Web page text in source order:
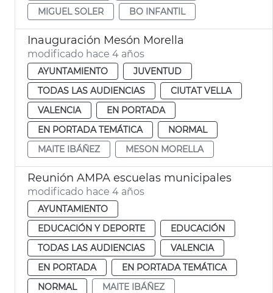
MIGUEL SOLER
BO INFANTIL
Inauguración Mesón Morella
modificado hace 4 años
AYUNTAMIENTO
JUVENTUD
TODAS LAS AUDIENCIAS
CIUTAT VELLA
VALENCIA
EN PORTADA
EN PORTADA TEMÁTICA
NORMAL
MAITE IBÁÑEZ
MESON MORELLA
Reunión AMPA escuelas municipales
modificado hace 4 años
AYUNTAMIENTO
EDUCACIÓN Y DEPORTE
EDUCACIÓN
TODAS LAS AUDIENCIAS
VALENCIA
EN PORTADA
EN PORTADA TEMÁTICA
NORMAL
MAITE IBÁÑEZ